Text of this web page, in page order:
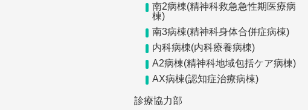
南2病棟(精神科救急急性期医療病
棟)
南3病棟(精神科身体合併症病棟)
内科病棟(内科療養病棟)
A2病棟(精神科地域包括ケア病棟)
AX病棟(認知症治療病棟)
診療協力部